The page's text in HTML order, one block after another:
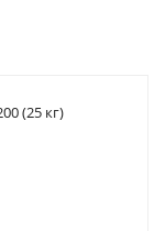
(25 кг)